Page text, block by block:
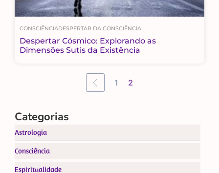
CONSCIÊNCIADESPERTAR DA CONSCIÊNCIA
Despertar Cósmico: Explorando as
Dimensões Sutis da Existência
1 2
Categorias
Astrologia
Consciência
Espiritualidade